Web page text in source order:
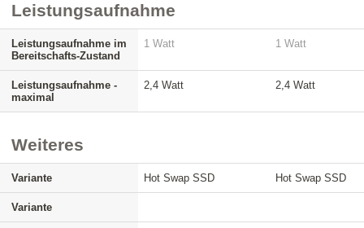
Leistungsaufnahme
Leistungsaufnahme im
Bereitschafts-Zustand
1 Watt 1 Watt
Leistungsaufnahme -
maximal
2,4 Watt 2,4 Watt
Weiteres
Variante Hot Swap SSD Hot Swap SSD
Variante